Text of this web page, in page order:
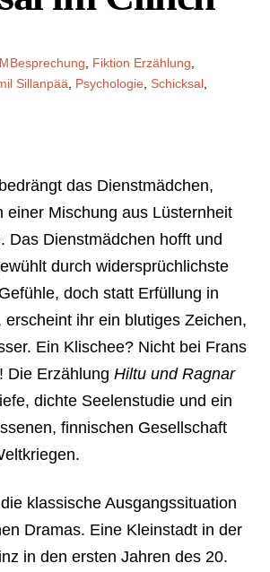
Besprechung Fiktion Erzählung
Sillanpää Psychologie ,Schicksal
das Dienstmädchen,
einer Mischung aus Lüsternheit
Das Dienstmädchen hofft und
durch widersprüchlichste
doch statt Erfüllung in
erscheint ihr ein blutiges Zeichen,
Ein Klischee? Nicht bei Frans
Die ErzählungHiltu und Ragnar
dichte Seelenstudie und ein
finnischen Gesellschaft
klassische Ausgangssituation
Dramas. Eine Kleinstadt in der
in den ersten Jahren des 20.